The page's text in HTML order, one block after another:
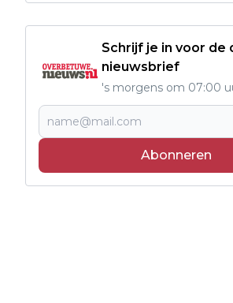
Schrijf je in voor de
nieuwsbrief
's morgens om 07:00
Abonneren